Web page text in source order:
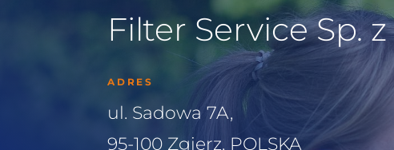
Filter Service Sp. z
ADRES
ul. Sadowa 7A,
95-100 Zgierz, POLSKA